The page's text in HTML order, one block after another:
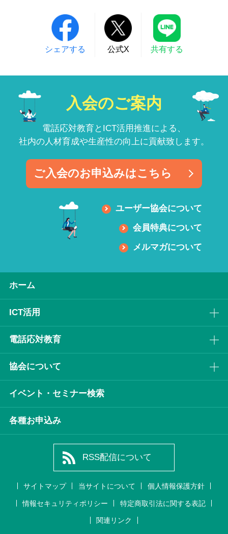
シェアする 公式X 共有する
入会のご案内
電話応対教育とICT活用推進による、
社内の人材育成や生産性の向上に貢献致します。
ご入会のお申込みはこちら
ユーザー協会について
会員特典について
メルマガについて
ホーム
ICT活⽤
電話応対教育
協会について
イベント・セミナー検索
各種お申込み
RSS配信について
サイトマップ 当サイトについて 個人情報保護方針
情報セキュリティポリシー 特定商取引法に関する表記
関連リンク